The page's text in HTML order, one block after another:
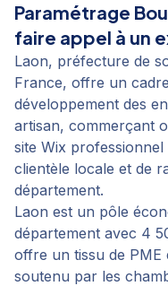
Paramétrage
faire appel à un
Laon, préfecture de
France, offre un
développement des
artisan, commerçant
site Wix
clientèle locale et de
département.
Laon est un pôle
département avec 4
offre un tissu de PME
soutenu par les